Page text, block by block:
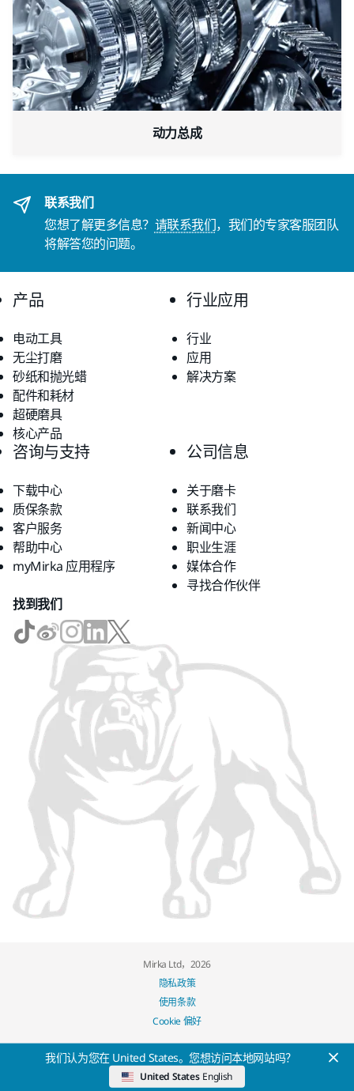
动力总成
联系我们
您想了解更多信息？ 请联系我们，我们的专家客服团队
将解答您的问题。
产品
电动工具
无尘打磨
砂纸和抛光蜡
配件和耗材
超硬磨具
核心产品
行业应用
行业
应用
解决方案
咨询与支持
下载中心
质保条款
客户服务
帮助中心
myMirka 应用程序
公司信息
关于磨卡
联系我们
新闻中心
职业生涯
媒体合作
寻找合作伙伴
找到我们
Mirka Ltd，2026
隐私政策
使用条款
Cookie 偏好
我们认为您在 United States。您想访问本地网站吗？
United States English